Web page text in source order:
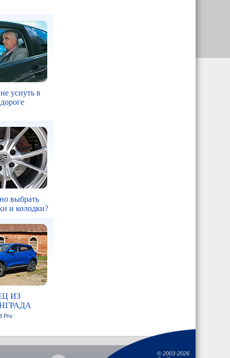
уснуть в
выбрать
и колодки?
ИЗ
Pro
© 2003-2026